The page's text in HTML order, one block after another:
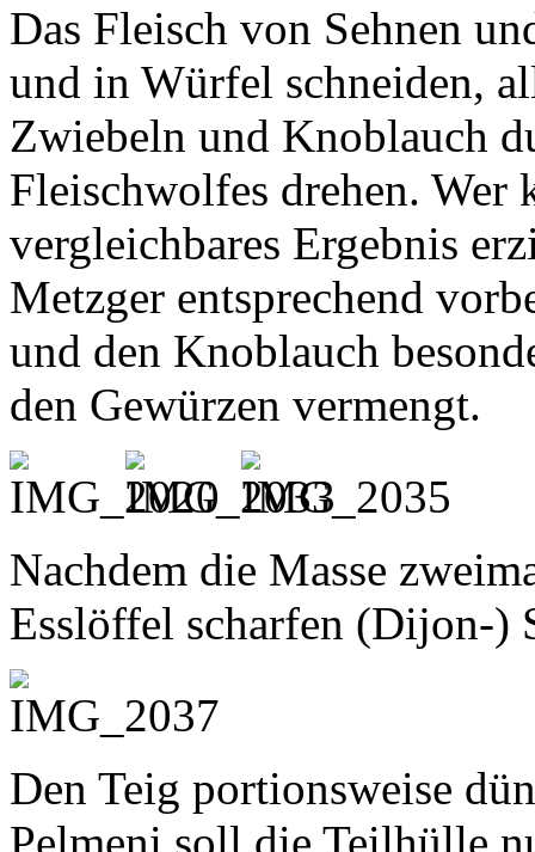
Das Fleisch von Sehnen
und in Würfel schneiden,
Zwiebeln und Knoblauch
Fleischwolfes drehen.
vergleichbares Ergebnis
Metzger entsprechend
und den Knoblauch
den Gewürzen vermengt.
Nachdem die Masse
Esslöffel scharfen (Dijon-)
Den Teig portionsweise
Pelmeni soll die Teilhülle